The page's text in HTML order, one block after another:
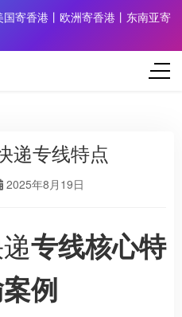
寄香港丨欧洲寄香港丨东南亚寄
递专线特点
2025年8月19日
专线核心特
例